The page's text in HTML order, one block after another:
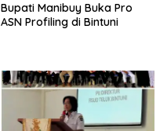
Bupati Manibuy Buka Pro
ASN Profiling di Bintuni